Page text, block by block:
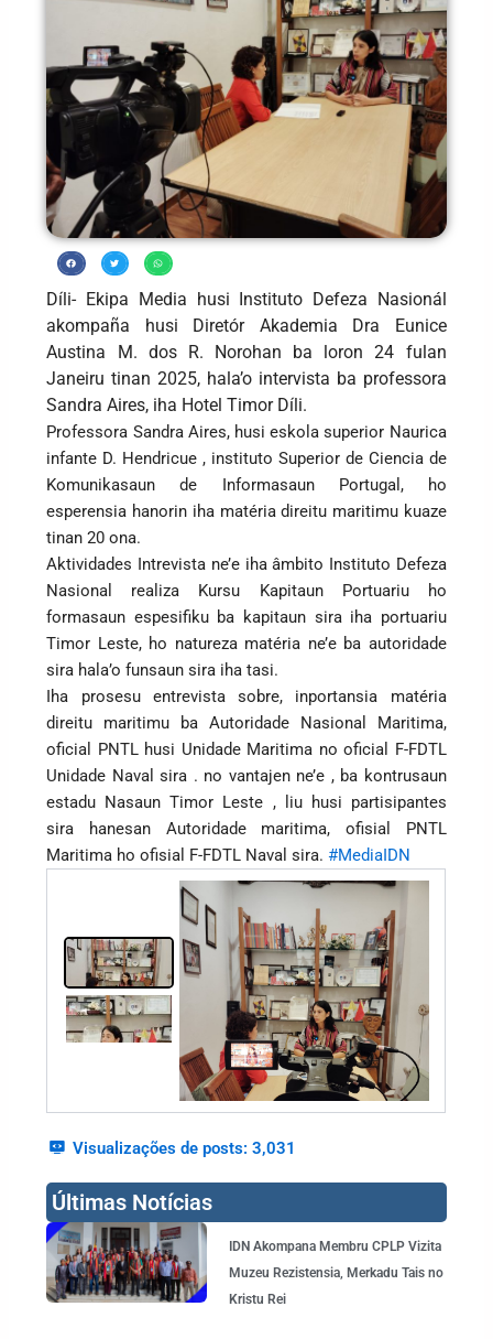
Díli- Ekipa Media husi Instituto Defeza Nasionál
akompaña husi Diretór Akademia Dra Eunice
Austina M. dos R. Norohan ba loron 24 fulan
Janeiru tinan 2025, hala’o intervista ba professora
Sandra Aires, iha Hotel Timor Díli.
Professora Sandra Aires, husi eskola superior Naurica
infante D. Hendricue , instituto Superior de Ciencia de
Komunikasaun de Informasaun Portugal, ho
esperensia hanorin iha matéria direitu maritimu kuaze
tinan 20 ona.
Aktividades Intrevista ne’e iha âmbito Instituto Defeza
Nasional realiza Kursu Kapitaun Portuariu ho
formasaun espesifiku ba kapitaun sira iha portuariu
Timor Leste, ho natureza matéria ne’e ba autoridade
sira hala’o funsaun sira iha tasi.
Iha prosesu entrevista sobre, inportansia matéria
direitu maritimu ba Autoridade Nasional Maritima,
oficial PNTL husi Unidade Maritima no oficial F-FDTL
Unidade Naval sira . no vantajen ne’e , ba kontrusaun
estadu Nasaun Timor Leste , liu husi partisipantes
sira hanesan Autoridade maritima, ofisial PNTL
Maritima ho ofisial F-FDTL Naval sira.#MediaIDN
Visualizações de posts: 3,031
Últimas Notícias
IDN Akompana Membru CPLP Vizita
Muzeu Rezistensia, Merkadu Tais no
Kristu Rei
Page